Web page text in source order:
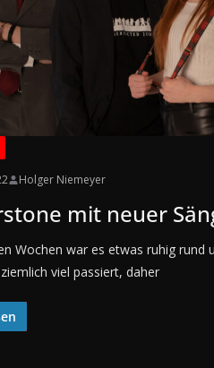
Holger Niemeyer
mit neuer
Wochen war es etwas ruhig rund
viel passiert, daher